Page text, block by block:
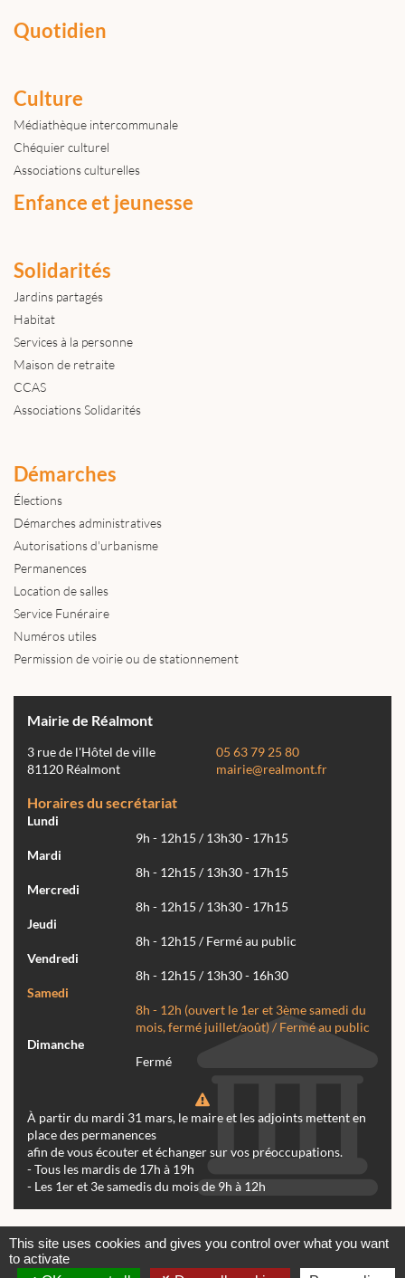
Quotidien
Culture
Médiathèque intercommunale
Chéquier culturel
Associations culturelles
Enfance et jeunesse
Solidarités
Jardins partagés
Habitat
Services à la personne
Maison de retraite
CCAS
Associations Solidarités
Démarches
Élections
Démarches administratives
Autorisations d'urbanisme
Permanences
Location de salles
Service Funéraire
Numéros utiles
Permission de voirie ou de stationnement
Mairie de Réalmont
3 rue de l'Hôtel de ville
81120 Réalmont
05 63 79 25 80
mairie@realmont.fr
Horaires du secrétariat
Lundi
9h - 12h15 / 13h30 - 17h15
Mardi
8h - 12h15 / 13h30 - 17h15
Mercredi
8h - 12h15 / 13h30 - 17h15
Jeudi
8h - 12h15 / Fermé au public
Vendredi
8h - 12h15 / 13h30 - 16h30
Samedi
8h - 12h (ouvert le 1er et 3ème samedi du
mois, fermé juillet/août) / Fermé au public
Dimanche
Fermé
À partir du mardi 31 mars, le maire et les adjoints mettent en
place des permanences
afin de vous écouter et échanger sur vos préoccupations.
- Tous les mardis de 17h à 19h
- Les 1er et 3e samedis du mois de 9h à 12h
This site uses cookies and gives you control over what you want
to activate